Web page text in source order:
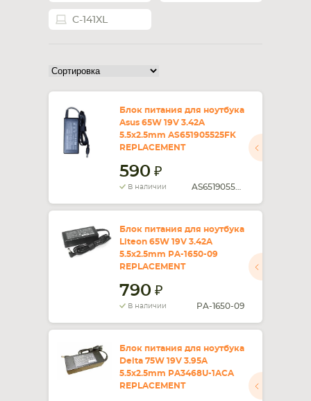
СМАРТФОНА КОМПЛЕКТУЮЩИЕ
C-141XL
Блок питания для ноутбука
Asus 65W 19V 3.42A
5.5x2.5mm AS651905525FK
REPLACEMENT
590
В наличии
Блок питания для ноутбука
Liteon 65W 19V 3.42A
5.5x2.5mm PA-1650-09
REPLACEMENT
790
В наличии PA-1650-09
Блок питания для ноутбука
Delta 75W 19V 3.95A
5.5x2.5mm PA3468U-1ACA
REPLACEMENT